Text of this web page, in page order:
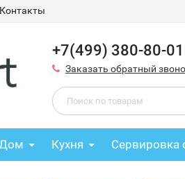
Контакты
+7(499) 380-80-01
Заказать обратный
Кухня Сервировка